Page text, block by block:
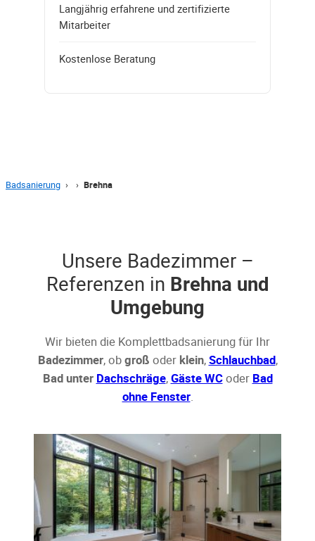
Langjährig erfahrene und zertifizierte
Mitarbeiter
Kostenlose Beratung
Badsanierung › › Brehna
Unsere Badezimmer –
Referenzen in Brehna und
Umgebung
Wir bieten die Komplettbadsanierung für Ihr
Badezimmer, obgroß oder klein,Schlauchbad,
Bad unter Dachschräge,Gäste WCoder Bad
ohne Fenster.